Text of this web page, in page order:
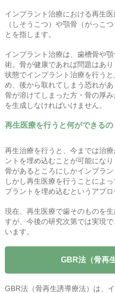
インプラント治療における再生
（しそうこつ）や顎骨（がっこ
とを指します。
インプラント治療は、歯槽骨や
術。骨が健康であれば問題はあ
状態でインプラント治療を行う
め、後から取れてしまう恐れが
骨が溶けてしまった方・骨の厚
を生成しなければいけません。
再生医療を行うと何ができるの
再生治療を行うと、今までは治
ントを埋め込むことが可能にな
骨があるところにしかインプラン
しかし再生医療を行うことによ
プラントを埋め込むというアプ
現在、再生医療で歯そのものを
すが、今後の研究次第では実現
います。
GBR法（骨再
GBR法（骨再生誘導療法）は、